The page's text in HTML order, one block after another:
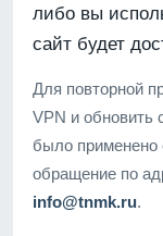
либо вы
сайт будет
Для повторной
VPN и обновить
было применено
обращение по
info@tnmk.ru.